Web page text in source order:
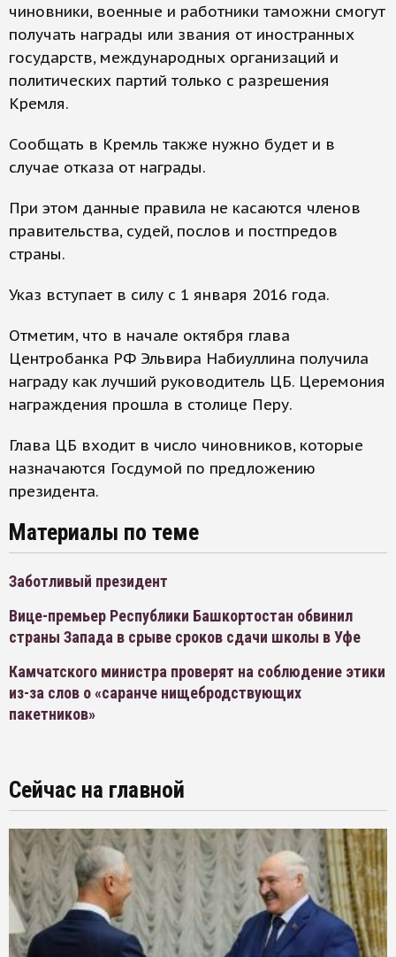
чиновники, военные и работники таможни смогут
получать награды или звания от иностранных
государств, международных организаций и
политических партий только с разрешения
Кремля.
Сообщать в Кремль также нужно будет и в
случае отказа от награды.
При этом данные правила не касаются членов
правительства, судей, послов и постпредов
страны.
Указ вступает в силу с 1 января 2016 года.
Отметим, что в начале октября глава
Центробанка РФ Эльвира Набиуллина получила
награду как лучший руководитель ЦБ. Церемония
награждения прошла в столице Перу.
Глава ЦБ входит в число чиновников, которые
назначаются Госдумой по предложению
президента.
Материалы по теме
Заботливый президент
Вице-премьер Республики Башкортостан обвинил
страны Запада в срыве сроков сдачи школы в Уфе
Камчатского министра проверят на соблюдение этики
из-за слов о «саранче нищебродствующих
пакетников»
Сейчас на главной